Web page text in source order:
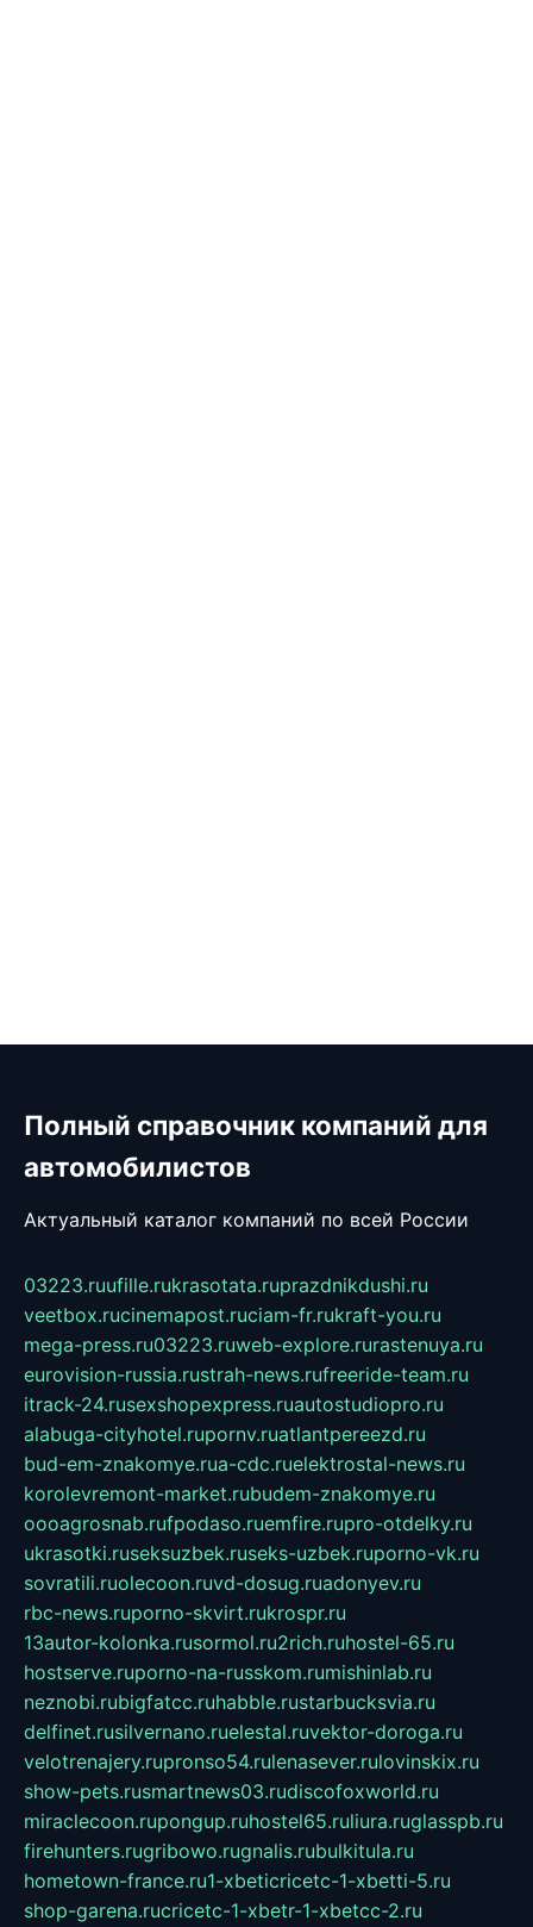
Полный справочник компаний для
автомобилистов
Актуальный каталог компаний по всей России
03223.ruufille.rukrasotata.ruprazdnikdushi.ru
veetbox.rucinemapost.ruciam-fr.rukraft-you.ru
mega-press.ru03223.ruweb-explore.rurastenuya.ru
eurovision-russia.rustrah-news.rufreeride-team.ru
itrack-24.rusexshopexpress.ruautostudiopro.ru
alabuga-cityhotel.rupornv.ruatlantpereezd.ru
bud-em-znakomye.rua-cdc.ruelektrostal-news.ru
korolevremont-market.rubudem-znakomye.ru
oooagrosnab.rufpodaso.ruemfire.rupro-otdelky.ru
ukrasotki.ruseksuzbek.ruseks-uzbek.ruporno-vk.ru
sovratili.ruolecoon.ruvd-dosug.ruadonyev.ru
rbc-news.ruporno-skvirt.rukrospr.ru
13autor-kolonka.rusormol.ru2rich.ruhostel-65.ru
hostserve.ruporno-na-russkom.rumishinlab.ru
neznobi.rubigfatcc.ruhabble.rustarbucksvia.ru
delfinet.rusilvernano.ruelestal.ruvektor-doroga.ru
velotrenajery.rupronso54.rulenasever.rulovinskix.ru
show-pets.rusmartnews03.rudiscofoxworld.ru
miraclecoon.rupongup.ruhostel65.ruliura.ruglasspb.ru
firehunters.rugribowo.rugnalis.rubulkitula.ru
hometown-france.ru1-xbeticricetc-1-xbetti-5.ru
shop-garena.rucricetc-1-xbetr-1-xbetcc-2.ru